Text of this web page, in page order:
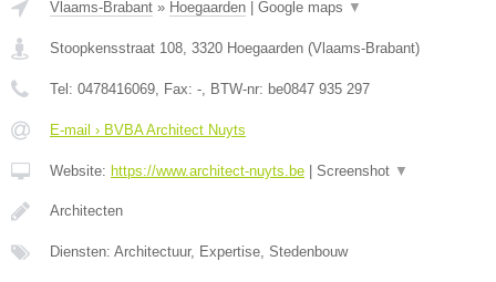
Vlaams-Brabant » Hoegaarden Google maps ▼
Stoopkensstraat 108, 3320 Hoegaarden (Vlaams-Brabant)
Tel: 0478416069, Fax: -, BTW-nr: be0847 935 297
E-mail › BVBA Architect Nuyts
Website: https://www.architect-nuyts.be Screenshot ▼
Architecten
Diensten: Architectuur, Expertise, Stedenbouw